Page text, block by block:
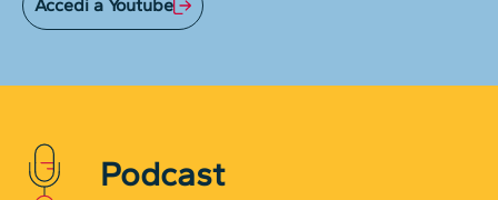
Accedi a Youtube
Podcast